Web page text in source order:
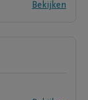
Bekijken